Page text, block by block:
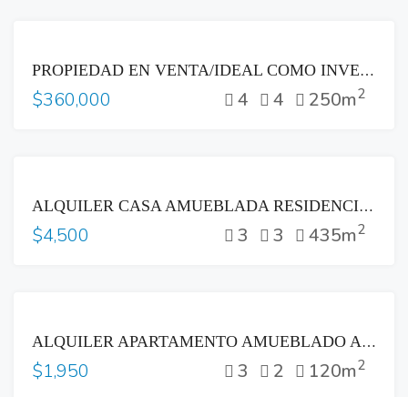
PROPIEDAD EN VENTA/IDEAL COMO INVERSION
$360,000 4 4 250m2
ALQUILER CASA AMUEBLADA RESIDENCIAL LOS SUEÑOS
$4,500 3 3 435m2
ALQUILER APARTAMENTO AMUEBLADO ARTEA 1
$1,950 3 2 120m2